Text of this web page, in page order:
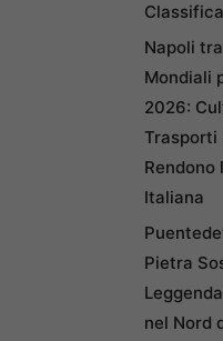
Classifica
Napoli
Mondiali
2026:
Trasporti
Rendono
Italiana
Pietra
nel Nord